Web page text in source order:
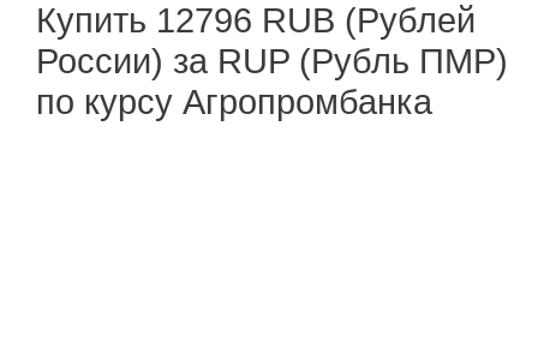
Купить 12796 RUB (Рублей
России) за RUP (Рубль ПМР)
по курсу Агропромбанка